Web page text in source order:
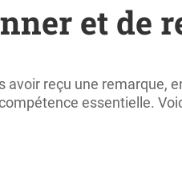
et de
reçu une remarque,
essentielle.